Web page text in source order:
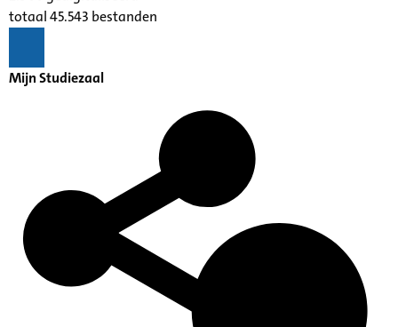
totaal 45.543 bestanden
Mijn Studiezaal